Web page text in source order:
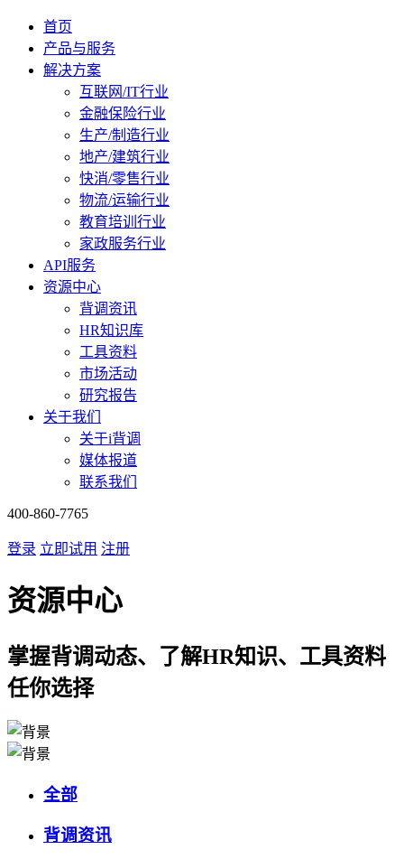
首页
产品与服务
解决方案
互联网/IT行业
金融保险行业
生产/制造行业
地产/建筑行业
快消/零售行业
物流/运输行业
教育培训行业
家政服务行业
API服务
资源中心
背调资讯
HR知识库
工具资料
市场活动
研究报告
关于我们
关于i背调
媒体报道
联系我们
400-860-7765
登录 立即试用 注册
资源中心
掌握背调动态、了解HR知识、工具资料
任你选择
全部
背调资讯